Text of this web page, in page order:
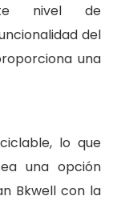
nivel de
del
una
lo que
una opción
Bkwell con la